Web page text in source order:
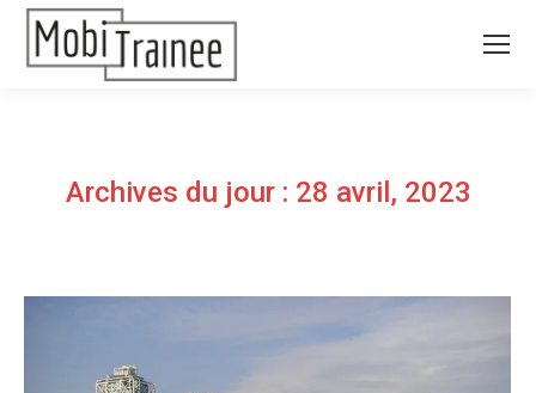
Archives du jour : 28 avril, 2023